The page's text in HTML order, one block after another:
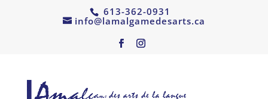
613-362-0931
info@lamalgamedesarts.ca